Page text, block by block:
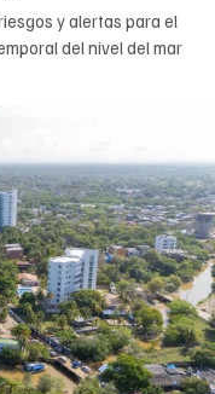
y alertas para el
del nivel del mar